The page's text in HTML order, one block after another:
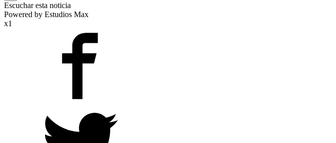
Escuchar esta noticia
Powered by Estudios Max
x1